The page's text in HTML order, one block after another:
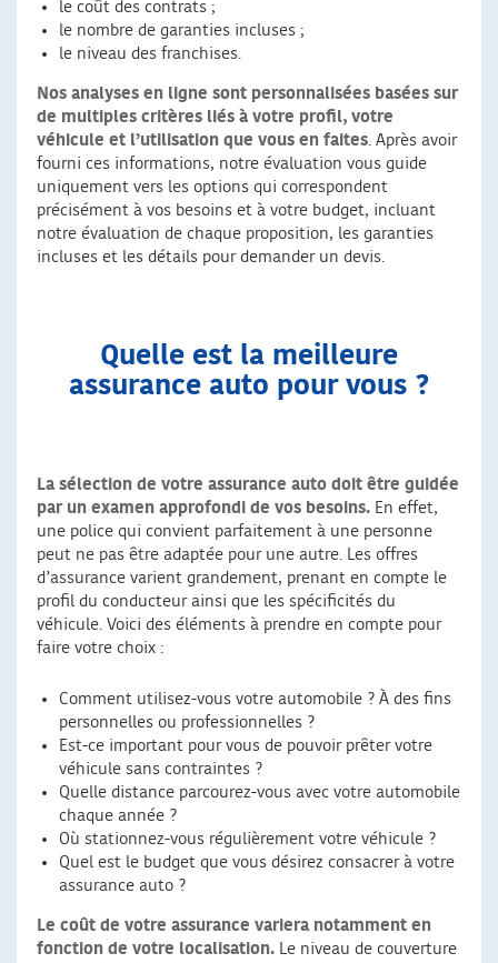
le coût des contrats ;
le nombre de garanties incluses ;
le niveau des franchises.
Nos analyses en ligne sont personnalisées basées sur
de multiples critères liés à votre profil, votre
véhicule et l’utilisation que vous en faites. Après avoir
fourni ces informations, notre évaluation vous guide
uniquement vers les options qui correspondent
précisément à vos besoins et à votre budget, incluant
notre évaluation de chaque proposition, les garanties
incluses et les détails pour demander un devis.
Quelle est la meilleure
assurance auto pour vous ?
La sélection de votre assurance auto doit être guidée
par un examen approfondi de vos besoins. En effet,
une police qui convient parfaitement à une personne
peut ne pas être adaptée pour une autre. Les offres
d’assurance varient grandement, prenant en compte le
profil du conducteur ainsi que les spécificités du
véhicule. Voici des éléments à prendre en compte pour
faire votre choix :
Comment utilisez-vous votre automobile ? À des fins
personnelles ou professionnelles ?
Est-ce important pour vous de pouvoir prêter votre
véhicule sans contraintes ?
Quelle distance parcourez-vous avec votre automobile
chaque année ?
Où stationnez-vous régulièrement votre véhicule ?
Quel est le budget que vous désirez consacrer à votre
assurance auto ?
Le coût de votre assurance variera notamment en
fonction de votre localisation. Le niveau de couverture